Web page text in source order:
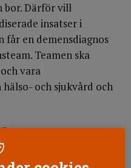
bor. Därför vill
insatser i
får en demensdiagnos
Teamen ska
vara
och sjukvård och
demensutbildning
och mer forskning